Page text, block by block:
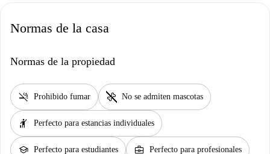
Normas de la casa
Normas de la propiedad
smoke_free Prohibido fumar pet_supplies No se admiten mascotas
hail Perfecto para estancias individuales
school Perfecto para estudiantes business_center Perfecto para profesionales